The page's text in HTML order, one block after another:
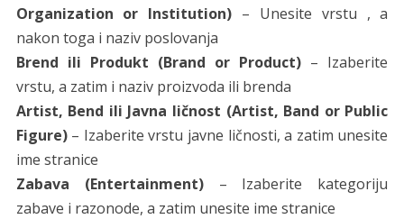
Organization or Institution) – Unesite vrstu , a
nakon toga i naziv poslovanja
Brend ili Produkt (Brand or Product) – Izaberite
vrstu, a zatim i naziv proizvoda ili brenda
Artist, Bend ili Javna ličnost (Artist, Band or Public
Figure)– Izaberite vrstu javne ličnosti, a zatim unesite
ime stranice
Zabava (Entertainment)– Izaberite kategoriju
zabave i razonode, a zatim unesite ime stranice